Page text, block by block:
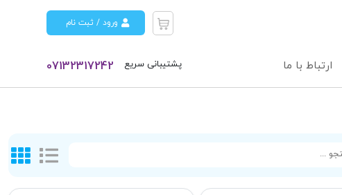
ورود / ثبت نام
07132317242 پشتیبانی سریع ارتباط با ما